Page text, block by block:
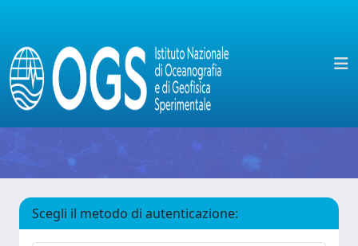
Scegli il metodo di autenticazione: